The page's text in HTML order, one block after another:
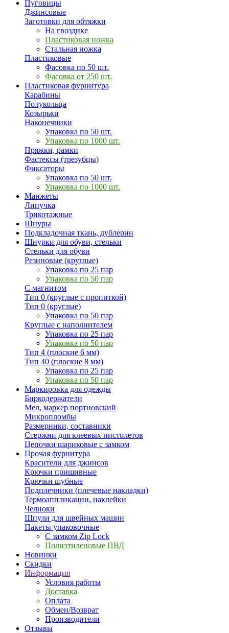
Пуговицы
Джинсовые
Заготовки для обтяжки
На гвоздике
Пластиковая ножка
Стальная ножка
Пластиковые
Фасовка по 50 шт.
Фасовка от 250 шт.
Пластиковая фурнитура
Карабины
Полукольца
Козырьки
Наконечники
Упаковка по 50 шт.
Упаковка по 1000 шт.
Пряжки, рамки
Фастексы (трезубцы)
Фиксаторы
Упаковка по 50 шт.
Упаковка по 1000 шт.
Манжеты
Липучка
Трикотажные
Шнуры
Подкладочная ткань, дублерин
Шнурки для обуви, стельки
Стельки для обуви
Резиновые (круглые)
Упаковка по 25 пар
Упаковка по 50 пар
С магнитом
Тип 0 (круглые с пропиткой)
Тип 0 (круглые)
Упаковка по 50 пар
Круглые с наполнителем
Упаковка по 25 пар
Упаковка по 50 пар
Тип 4 (плоские 6 мм)
Тип 40 (плоские 8 мм)
Упаковка по 25 пар
Упаковка по 50 пар
Маркировка для одежды
Биркодержатели
Мел, маркер портновский
Микропломбы
Размерники, составники
Стержни для клеевых пистолетов
Цепочки шариковые с замком
Прочая фурнитура
Красители для джинсов
Крючки пришивные
Крючки шубные
Подплечники (плечевые накладки)
Термоаппликации, наклейки
Челноки
Шпули для швейных машин
Пакеты упаковочные
С замком Zip Lock
Полиэтиленовые ПВД
Новинки
Скидки
Информация
Условия работы
Доставка
Оплата
Обмен/Возврат
Производители
Отзывы